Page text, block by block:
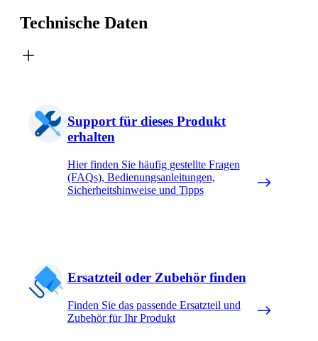
Technische Daten
Support für dieses Produkt
erhalten
Hier finden Sie häufig gestellte Fragen
(FAQs), Bedienungsanleitungen,
Sicherheitshinweise und Tipps
Ersatzteil oder Zubehör finden
Finden Sie das passende Ersatzteil und
Zubehör für Ihr Produkt